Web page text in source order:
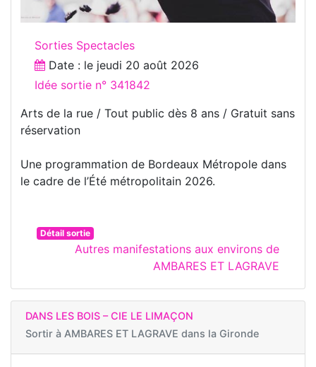
Sorties Spectacles
Date : le jeudi 20 août 2026
Idée sortie n° 341842
Arts de la rue / Tout public dès 8 ans / Gratuit sans
réservation
Une programmation de Bordeaux Métropole dans
le cadre de l’Été métropolitain 2026.
Détail sortie
Autres manifestations aux environs de
AMBARES ET LAGRAVE
DANS LES BOIS – CIE LE LIMAÇON
Sortir à AMBARES ET LAGRAVE dans la Gironde